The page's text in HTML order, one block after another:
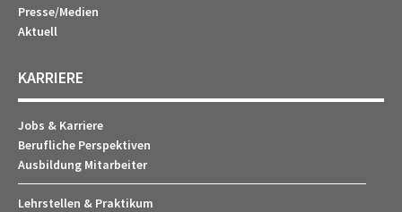
Presse/Medien
Aktuell
KARRIERE
Jobs & Karriere
Berufliche Perspektiven
Ausbildung Mitarbeiter
Lehrstellen & Praktikum